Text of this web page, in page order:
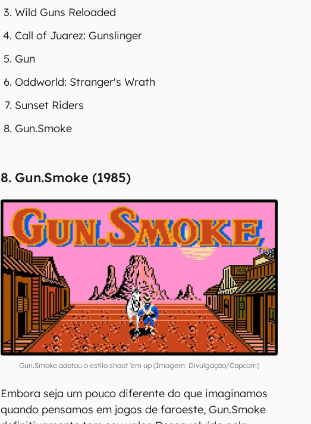
Wild Guns Reloaded
Call of Juarez: Gunslinger
Gun
Oddworld: Stranger's Wrath
Sunset Riders
Gun.Smoke
8. Gun.Smoke (1985)
Gun.Smoke adotou o estilo shoot 'em up (Imagem: Divulgação/Capcom)
Embora seja um pouco diferente do que imaginamos
quando pensamos em jogos de faroeste, Gun.Smoke